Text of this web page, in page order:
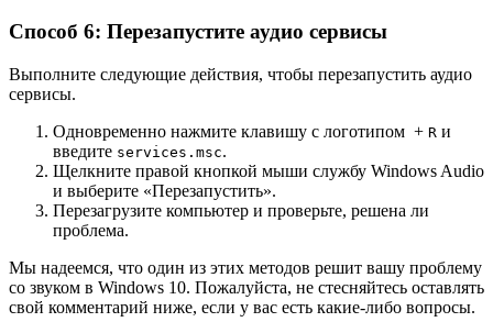
Способ 6: Перезапустите аудио сервисы
Выполните следующие действия, чтобы перезапустить аудио
сервисы.
Одновременно нажмите клавишу с логотипом + R и
введите services.msc.
Щелкните правой кнопкой мыши службу Windows Audio
и выберите «Перезапустить».
Перезагрузите компьютер и проверьте, решена ли
проблема.
Мы надеемся, что один из этих методов решит вашу проблему
со звуком в Windows 10. Пожалуйста, не стесняйтесь оставлять
свой комментарий ниже, если у вас есть какие-либо вопросы.